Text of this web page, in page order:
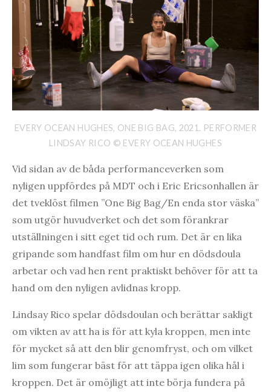
EVERY OCEAN HUGHES, ONE BIG BAG, 2021. PERFORMER
LINDSAY RICO © EVERY OCEAN HUGHES
Vid sidan av de båda performanceverken som
nyligen uppfördes på MDT och i Eric Ericsonhallen är
det tveklöst filmen ”One Big Bag/En enda stor väska”
som utgör huvudverket och det som förankrar
utställningen i sitt eget tid och rum. Det är en lika
gripande som handfast film om hur en dödsdoula
arbetar och vad hen rent praktiskt behöver för att ta
hand om den nyligen avlidnas kropp.
Lindsay Rico spelar dödsdoulan och berättar sakligt
om vikten av att ha is för att kyla kroppen, men inte
för mycket så att den blir genomfryst, och om vilket
lim som fungerar bäst för att täppa igen olika hål i
kroppen. Det är omöjligt att inte börja fundera på